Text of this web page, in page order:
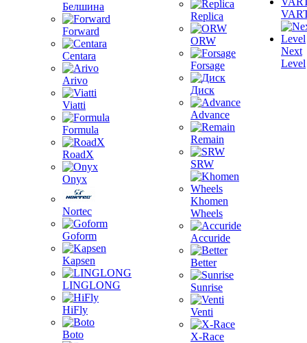
Белшина
Forward
Centara
Arivo
Viatti
Formula
RoadX
Onyx
Nortec
Goform
Kapsen
LINGLONG
HiFly
Boto
Replica
ORW
Forsage
Диск
Advance
Remain
SRW
Khomen
Wheels
Accuride
Better
Sunrise
Venti
X-Race
Next
Level